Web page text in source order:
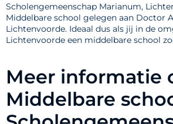
Scholengemeenschap Marianum,
Middelbare school gelegen aan Doctor
Lichtenvoorde. Ideaal dus als jij in de
Lichtenvoorde een middelbare school
Meer informatie
Middelbare